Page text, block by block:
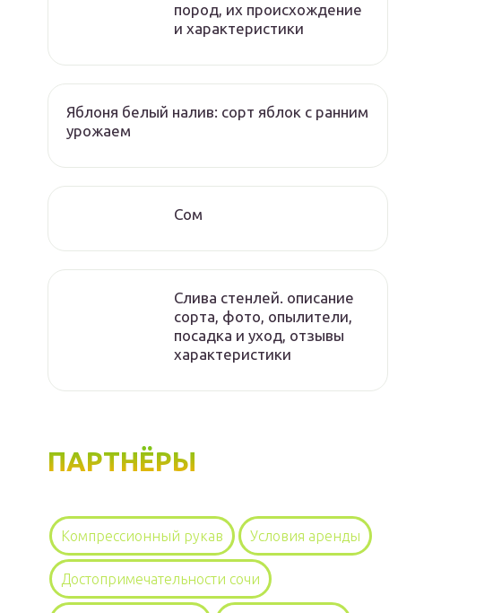
пород, их происхождение
и характеристики
Яблоня белый налив: сорт яблок с ранним
урожаем
Сом
Слива стенлей. описание
сорта, фото, опылители,
посадка и уход, отзывы
характеристики
ПАРТНЁРЫ
Компрессионный рукав Условия аренды
Достопримечательности сочи